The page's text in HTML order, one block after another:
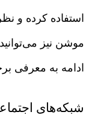
استفاده کرده و
موشن نیز
ادامه به معرفی
شبکه‌های